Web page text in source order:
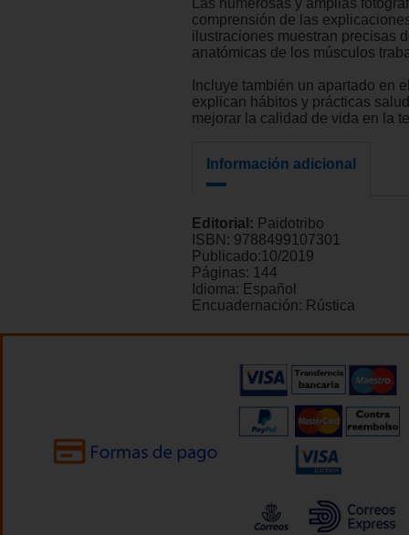
Las numerosas y amplias
comprensión de las
ilustraciones muestran precisas
anatómicas de los músculos
Incluye también un apartado en
explican hábitos y prácticas
mejorar la calidad de vida en la
Información adicional
Editorial: Paidotribo
ISBN: 9788499107301
Publicado:10/2019
Páginas: 144
Idioma: Español
Encuadernación: Rústica